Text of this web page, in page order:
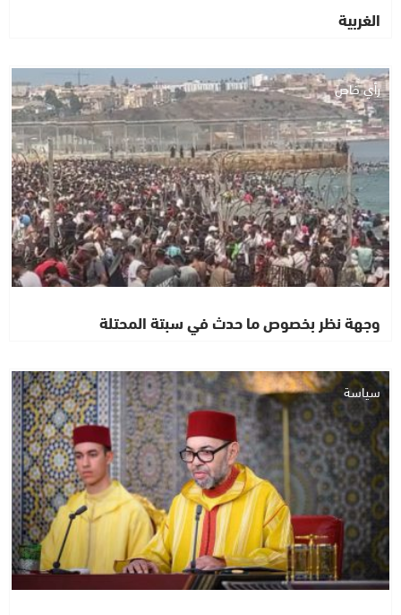
الغربية
رأي خاص
وجهة نظر بخصوص ما حدث في سبتة المحتلة
سياسة